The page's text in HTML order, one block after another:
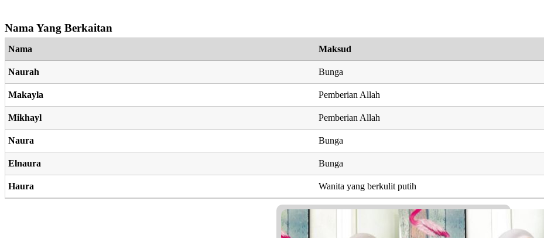
Nama Yang Berkaitan
Nama Maksud
Naurah Bunga
Makayla Pemberian Allah
Mikhayl Pemberian Allah
Naura Bunga
Elnaura Bunga
Haura Wanita yang berkulit putih